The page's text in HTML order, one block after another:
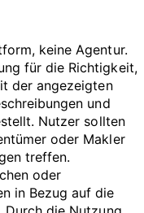
keine Agentur.
für die Richtigkeit,
der angezeigten
und
Nutzer sollten
oder Makler
treffen.
oder
in Bezug auf die